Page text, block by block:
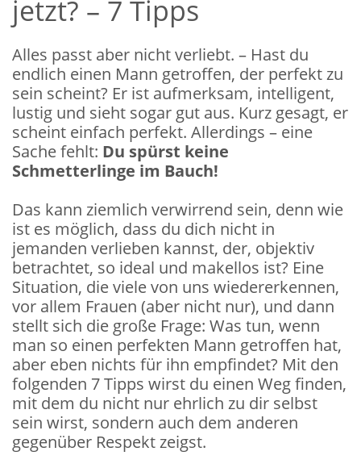
jetzt? – 7 Tipps
Alles passt aber nicht verliebt. – Hast du
endlich einen Mann getroffen, der perfekt zu
sein scheint? Er ist aufmerksam, intelligent,
lustig und sieht sogar gut aus. Kurz gesagt, er
scheint einfach perfekt. Allerdings – eine
Sache fehlt: Du spürst keine
Schmetterlinge im Bauch!
Das kann ziemlich verwirrend sein, denn wie
ist es möglich, dass du dich nicht in
jemanden verlieben kannst, der, objektiv
betrachtet, so ideal und makellos ist? Eine
Situation, die viele von uns wiedererkennen,
vor allem Frauen (aber nicht nur), und dann
stellt sich die große Frage: Was tun, wenn
man so einen perfekten Mann getroffen hat,
aber eben nichts für ihn empfindet? Mit den
folgenden 7 Tipps wirst du einen Weg finden,
mit dem du nicht nur ehrlich zu dir selbst
sein wirst, sondern auch dem anderen
gegenüber Respekt zeigst.